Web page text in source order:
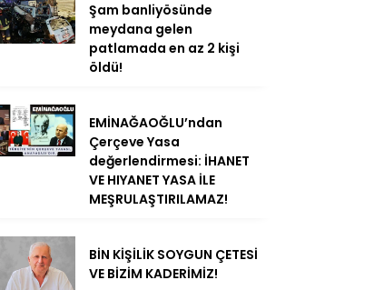
Şam banliyösünde
meydana gelen
patlamada en az 2 kişi
öldü!
EMİNAĞAOĞLU’ndan
Çerçeve Yasa
değerlendirmesi: İHANET
VE HIYANET YASA İLE
MEŞRULAŞTIRILAMAZ!
BİN KİŞİLİK SOYGUN ÇETESİ
VE BİZİM KADERİMİZ!